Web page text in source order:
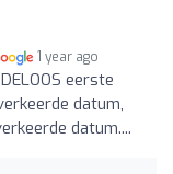
1 year ago
eerste
datum,
datum....